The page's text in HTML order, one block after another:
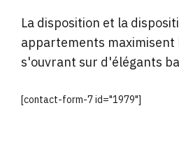
La disposition et la
appartements
s'ouvrant sur d'élégants
[contact-form-7 id="1979"]